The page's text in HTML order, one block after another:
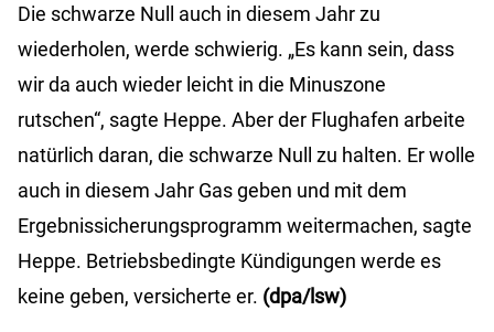
Die schwarze Null auch in diesem Jahr zu
wiederholen, werde schwierig. „Es kann sein, dass
wir da auch wieder leicht in die Minuszone
rutschen“, sagte Heppe. Aber der Flughafen arbeite
natürlich daran, die schwarze Null zu halten. Er wolle
auch in diesem Jahr Gas geben und mit dem
Ergebnissicherungsprogramm weitermachen, sagte
Heppe. Betriebsbedingte Kündigungen werde es
keine geben, versicherte er. (dpa/lsw)